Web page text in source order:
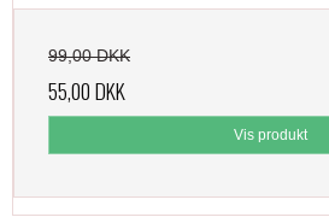
99,00 DKK
55,00 DKK
Vis produkt